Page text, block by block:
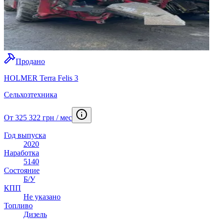
Продано
HOLMER Terra Felis 3
Сельхозтехника
От 325 322 грн / мес
Год выпуска
2020
Наработка
5140
Состояние
Б/У
КПП
Не указано
Топливо
Дизель